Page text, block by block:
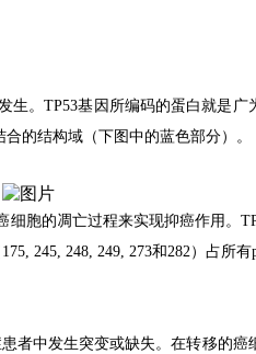
生。TP53基因所编码的蛋白就是广
合的结构域（下图中的蓝色部分）。
细胞的凋亡过程来实现抑癌作用。
175, 245, 248, 249, 273和282）占所有
者中发生突变或缺失。在转移的癌